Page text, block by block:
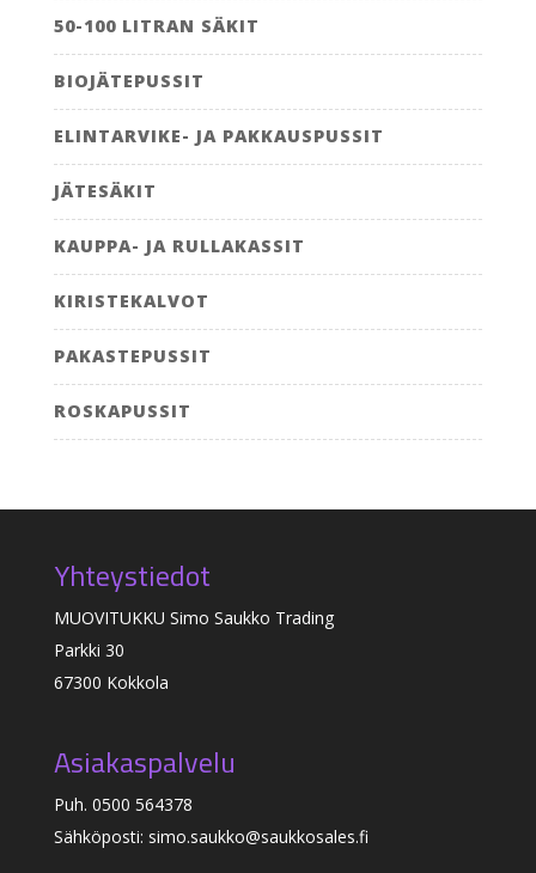
50-100 LITRAN SÄKIT
BIOJÄTEPUSSIT
ELINTARVIKE- JA PAKKAUSPUSSIT
JÄTESÄKIT
KAUPPA- JA RULLAKASSIT
KIRISTEKALVOT
PAKASTEPUSSIT
ROSKAPUSSIT
Yhteystiedot
MUOVITUKKU Simo Saukko Trading
Parkki 30
67300 Kokkola
Asiakaspalvelu
Puh. 0500 564378
Sähköposti: simo.saukko@saukkosales.fi